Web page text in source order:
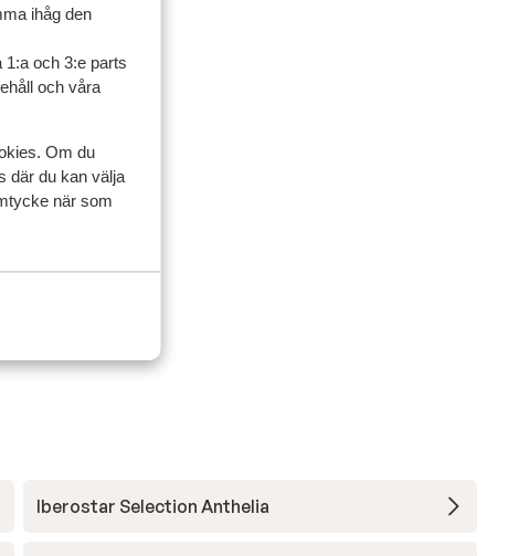
ihåg den
och 3:e parts
och våra
Om du
där du kan välja
när som
juli 2026
Iberostar Selection Anthelia